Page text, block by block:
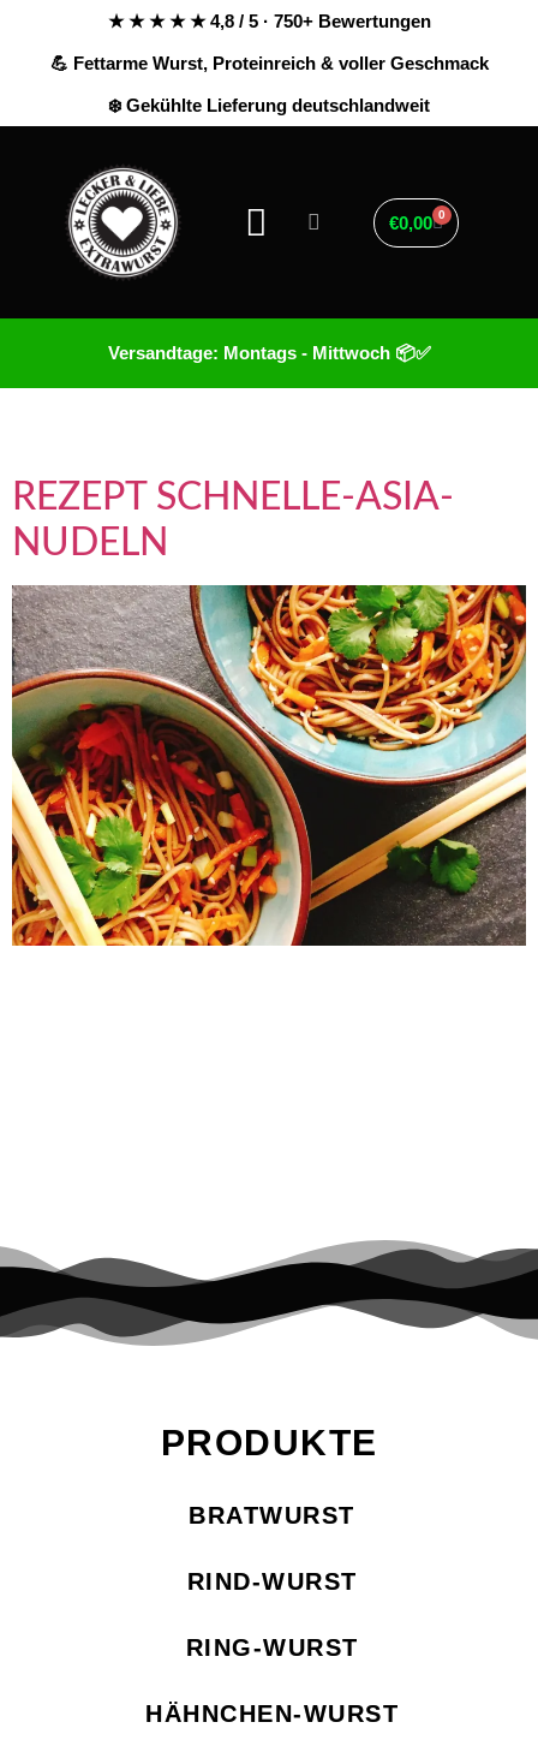
★ ★ ★ ★ ★ 4,8 / 5 · 750+ Bewertungen
💪 Fettarme Wurst, Proteinreich & voller Geschmack
❄️ Gekühlte Lieferung deutschlandweit
€0,00 0
Versandtage: Montags - Mittwoch 📦✅
REZEPT SCHNELLE-ASIA-
NUDELN
PRODUKTE
BRATWURST
RIND-WURST
RING-WURST
HÄHNCHEN-WURST